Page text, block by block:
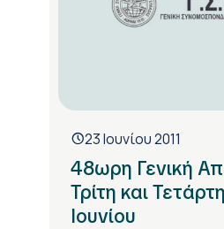
23 Ιουνίου 2011
48ωρη Γενική
Τρίτη και
Ιουνίου